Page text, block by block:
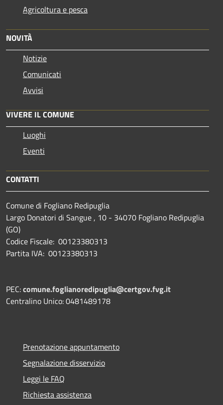
Agricoltura e pesca
NOVITÀ
Notizie
Comunicati
Avvisi
VIVERE IL COMUNE
Luoghi
Eventi
CONTATTI
Comune di Fogliano Redipuglia
Largo Donatori di Sangue , 10 - 34070 Fogliano Redipuglia
(GO)
Codice Fiscale: 00123380313
Partita IVA: 00123380313
PEC:comune.foglianoredipuglia@certgov.fvg.it
Centralino Unico: 0481489178
Prenotazione appuntamento
Segnalazione disservizio
Leggi le FAQ
Richiesta assistenza